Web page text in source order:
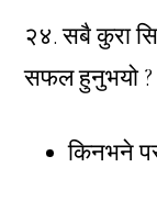
२४. सबै कुरा
सफल हुनुभयो ?
किनभने